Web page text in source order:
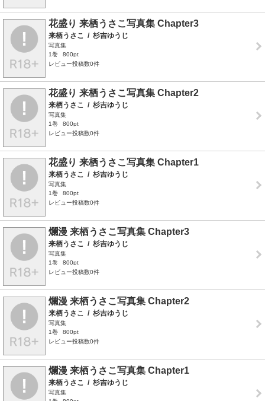
花盛り 来栖うさこ写真集 Chapter3
来栖うさこ / 杉吉ゆうじ
写真集
1巻
800pt
レビュー投稿数0件
花盛り 来栖うさこ写真集 Chapter2
来栖うさこ / 杉吉ゆうじ
写真集
1巻
800pt
レビュー投稿数0件
花盛り 来栖うさこ写真集 Chapter1
来栖うさこ / 杉吉ゆうじ
写真集
1巻
800pt
レビュー投稿数0件
爛漫 来栖うさこ写真集 Chapter3
来栖うさこ / 杉吉ゆうじ
写真集
1巻
800pt
レビュー投稿数0件
爛漫 来栖うさこ写真集 Chapter2
来栖うさこ / 杉吉ゆうじ
写真集
1巻
800pt
レビュー投稿数0件
爛漫 来栖うさこ写真集 Chapter1
来栖うさこ / 杉吉ゆうじ
写真集